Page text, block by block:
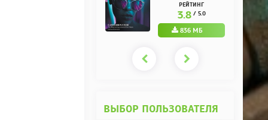
(10.3.0.10) НА
РУССКОМ REPACK
ОТ KPOJIUK
РЕЙТИНГ
3.8 / 5.0
836 МБ
ВЫБОР ПОЛЬЗОВАТЕЛЯ